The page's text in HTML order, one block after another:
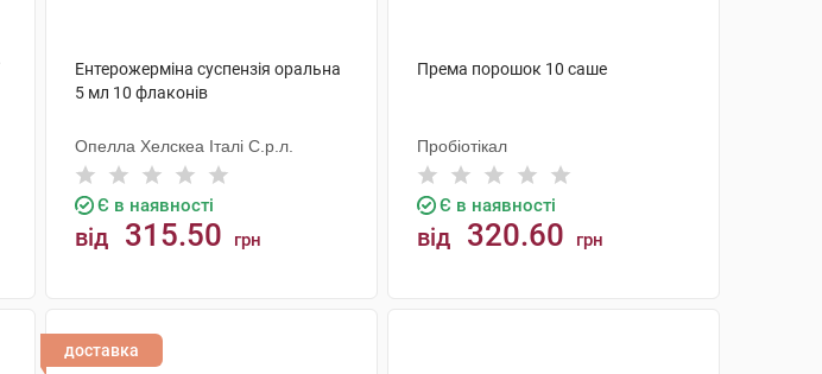
Ентерожерміна суспензія оральна
5 мл 10 флаконів
Опелла Хелскеа Італі С.р.л.
Є в наявності
від 315.50 грн
Према порошок 10 саше
Пробіотікал
Є в наявності
від 320.60 грн
доставка